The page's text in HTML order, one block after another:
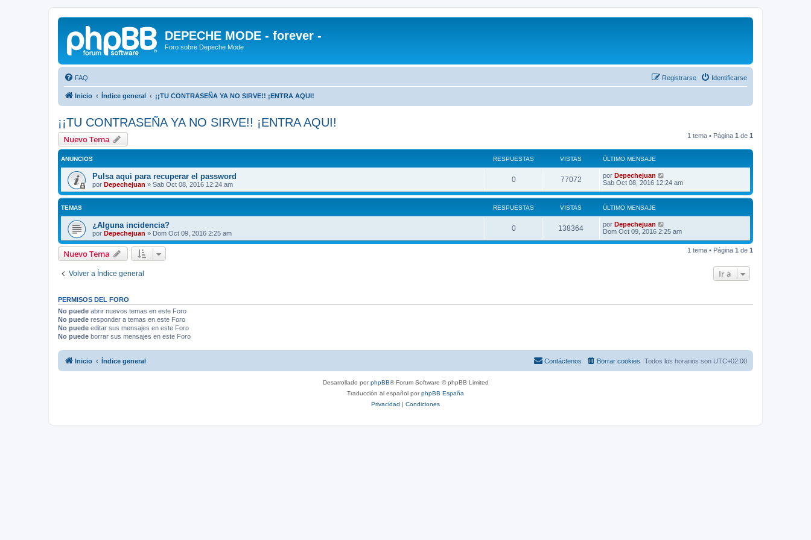
DEPECHE MODE - forever -
Foro sobre Depeche Mode
FAQ Identificarse
Registrarse
Inicio Índice general ¡¡TU CONTRASEÑA YA NO SIRVE!! ¡ENTRA AQUI!
¡¡TU CONTRASEÑA YA NO SIRVE!! ¡ENTRA AQUI!
Nuevo Tema 1 tema • Página 1 de 1
ANUNCIOS RESPUESTAS VISTAS ÚLTIMO MENSAJE
Pulsa aqui para recuperar el password
por Depechejuan » Sab Oct 08, 2016 12:24 am
0 77072 por Depechejuan
Sab Oct 08, 2016 12:24 am
TEMAS RESPUESTAS VISTAS ÚLTIMO MENSAJE
¿Alguna incidencia?
por Depechejuan » Dom Oct 09, 2016 2:25 am
0 138364 por Depechejuan
Dom Oct 09, 2016 2:25 am
Nuevo Tema 1 tema • Página 1 de 1
Volver a Índice general Ir a
PERMISOS DEL FORO
No puede abrir nuevos temas en este Foro
No puede responder a temas en este Foro
No puede editar sus mensajes en este Foro
No puede borrar sus mensajes en este Foro
Inicio Índice general Todos los horarios son UTC+02:00
Borrar cookies
Contáctenos
Desarrollado porphpBB® Forum Software © phpBB Limited
Traducción al español porphpBB España
Privacidad | Condiciones